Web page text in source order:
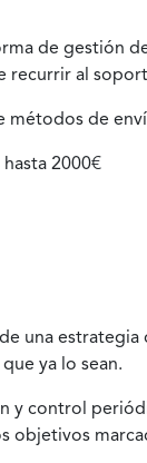
de gestión
recurrir al
de
2000€
una
ya lo sean.
control
objetivos